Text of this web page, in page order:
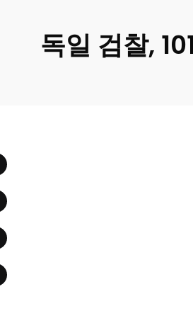
독일 검찰,